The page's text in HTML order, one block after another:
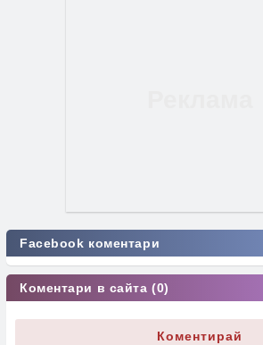
Facebook коментари
Коментари в сайта (0)
Коментирай